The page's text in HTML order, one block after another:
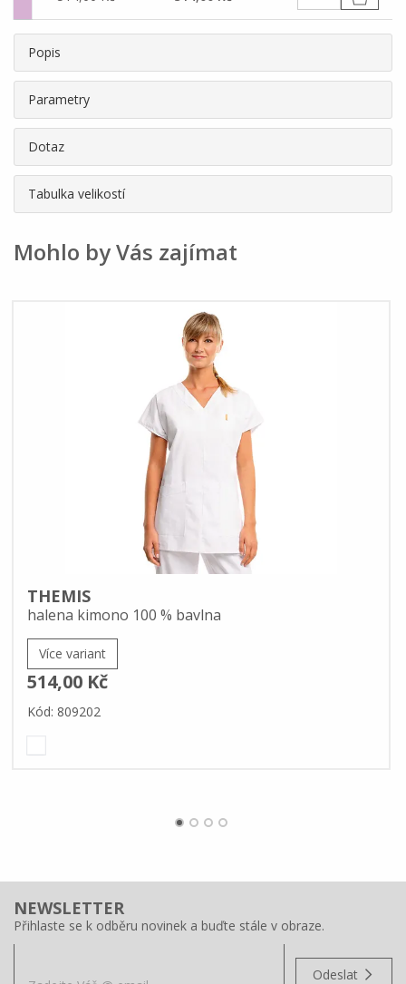
Popis
Parametry
Dotaz
Tabulka velikostí
Mohlo by Vás zajímat
THEMIS
halena kimono 100 % bavlna
Více variant
514,00 Kč
Kód: 809202
NEWSLETTER
Přihlaste se k odběru novinek a buďte stále v obraze.
Odeslat